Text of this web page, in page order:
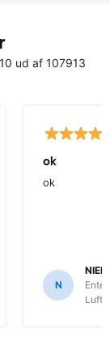
ud af 107913
ok
ok
N